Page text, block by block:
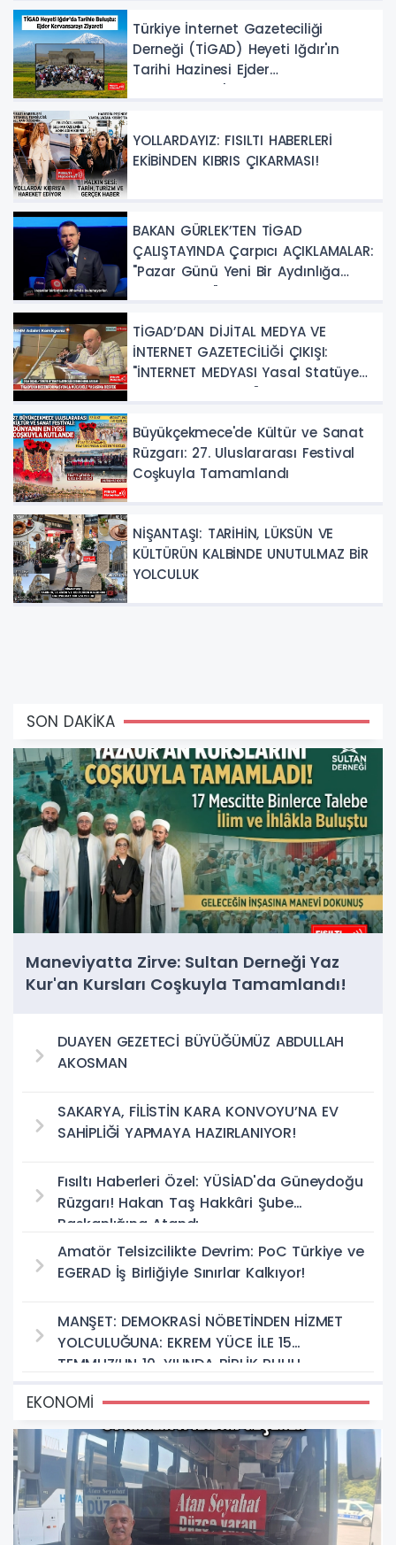
Türkiye İnternet Gazeteciliği
Derneği (TİGAD) Heyeti Iğdır'ın
Tarihi Hazinesi Ejder
Kervansarayı'nı Keşfetti!
YOLLARDAYIZ: FISILTI HABERLERİ
EKİBİNDEN KIBRIS ÇIKARMASI!
BAKAN GÜRLEK’TEN TİGAD
ÇALIŞTAYINDA Çarpıcı AÇIKLAMALAR:
"Pazar Günü Yeni Bir Aydınlığa
Uyanacağız"
TİGAD’DAN DİJİTAL MEDYA VE
İNTERNET GAZETECİLİĞİ ÇIKIŞI:
"İNTERNET MEDYASI Yasal Statüye
Kavuşturulmalıdır"
Büyükçekmece'de Kültür ve Sanat
Rüzgarı: 27. Uluslararası Festival
Coşkuyla Tamamlandı
NİŞANTAŞI: TARİHİN, LÜKSÜN VE
KÜLTÜRÜN KALBİNDE UNUTULMAZ BİR
YOLCULUK
SON DAKİKA
Maneviyatta Zirve: Sultan Derneği Yaz
Kur'an Kursları Coşkuyla Tamamlandı!
DUAYEN GEZETECİ BÜYÜĞÜMÜZ ABDULLAH
AKOSMAN
SAKARYA, FİLİSTİN KARA KONVOYU’NA EV
SAHİPLİĞİ YAPMAYA HAZIRLANIYOR!
Fısıltı Haberleri Özel: YÜSİAD'da Güneydoğu
Rüzgarı! Hakan Taş Hakkâri Şube
Başkanlığına Atandı
Amatör Telsizcilikte Devrim: PoC Türkiye ve
EGERAD İş Birliğiyle Sınırlar Kalkıyor!
MANŞET: DEMOKRASİ NÖBETİNDEN HİZMET
YOLCULUĞUNA: EKREM YÜCE İLE 15
TEMMUZ’UN 10. YILINDA BİRLİK RUHU
EKONOMİ